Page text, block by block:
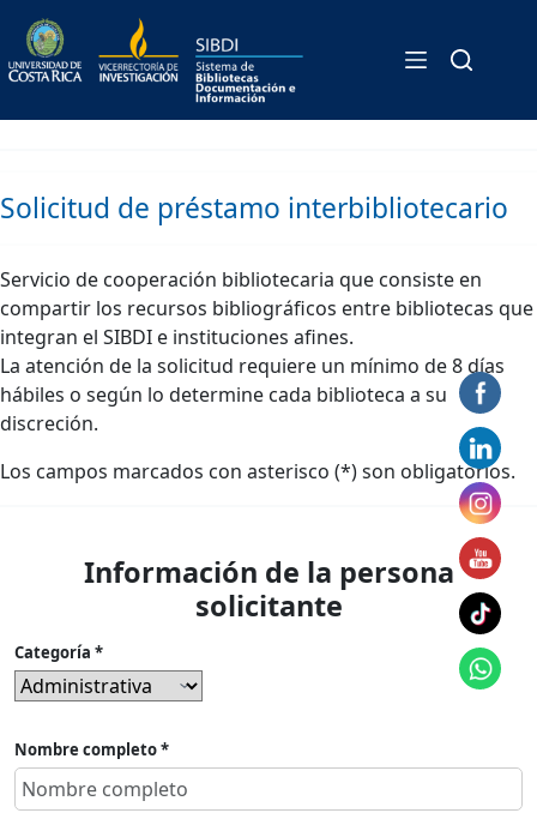
content
Formulario / Préstamo
Interbibliotecario
Solicitud de préstamo interbibliotecario
Servicio de cooperación bibliotecaria que consiste en
compartir los recursos bibliográficos entre bibliotecas que
integran el SIBDI e instituciones afines.
La atención de la solicitud requiere un mínimo de 8 días
hábiles o según lo determine cada biblioteca a su
discreción.
Los campos marcados con asterisco (*) son obligatorios.
Información de la persona
solicitante
Categoría *
Nombre completo *